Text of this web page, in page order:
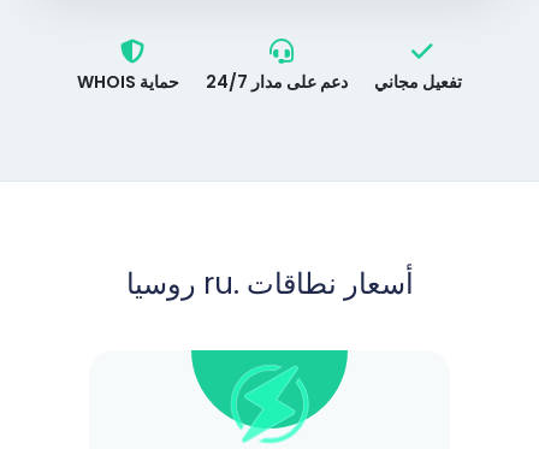
تفعيل مجاني دعم على مدار 24/7 حماية WHOIS
أسعار نطاقات .ru روسيا